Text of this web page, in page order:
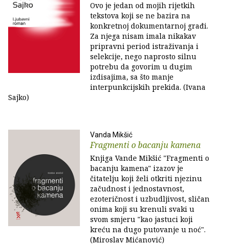
Ovo je jedan od mojih rijetkih
tekstova koji se ne bazira na
konkretnoj dokumentarnoj građi.
Za njega nisam imala nikakav
pripravni period istraživanja i
selekcije, nego naprosto silnu
potrebu da govorim u dugim
izdisajima, sa što manje
interpunkcijskih prekida. (Ivana
Sajko)
Vanda Mikšić
Fragmenti o bacanju kamena
Knjiga Vande Mikšić "Fragmenti o
bacanju kamena" izazov je
čitatelju koji želi otkriti njezinu
začudnost i jednostavnost,
ezoteričnost i uzbudljivost, sličan
onima koji su krenuli svaki u
svom smjeru "kao jastuci koji
kreću na dugo putovanje u noć".
(Miroslav Mićanović)